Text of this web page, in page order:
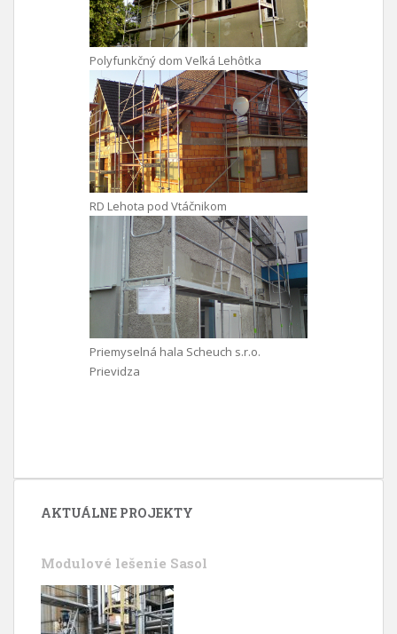
Polyfunkčný dom Veľká Lehôtka
RD Lehota pod Vtáčnikom
Priemyselná hala Scheuch s.r.o.
Prievidza
AKTUÁLNE PROJEKTY
Modulové lešenie Sasol